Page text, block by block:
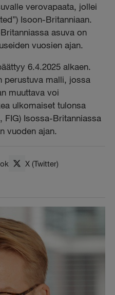
verovapaata, jollei
Isoon-Britanniaan.
asuva on
vuosien ajan.
6.4.2025 alkaen.
perustuva malli, jossa
muuttava voi
ulkomaiset tulonsa
FIG) Isossa-Britanniassa
vuoden ajan.
X (Twitter)